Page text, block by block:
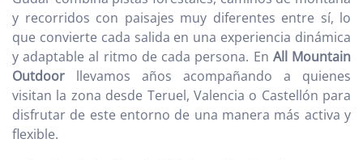
y recorridos con paisajes muy diferentes entre sí, lo
que convierte cada salida en una experiencia dinámica
y adaptable al ritmo de cada persona. En All Mountain
Outdoor llevamos años acompañando a quienes
visitan la zona desde Teruel, Valencia o Castellón para
disfrutar de este entorno de una manera más activa y
flexible.